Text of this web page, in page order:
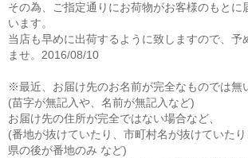
その為、ご指定通りにお荷物がお客様のもとに
います。
当店も早めに出荷するように致しますので、予
ませ。2016/08/10
※最近、お届け先のお名前が完全なものでは無
(苗字が無記入や、名前が無記入など)
お届け先の住所が完全ではない場合など、
(番地が抜けていたり、市町村名が抜けていた
県の後が番地のみ など)